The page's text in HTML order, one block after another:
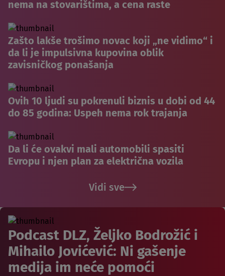
nema na stovarištima, a cena raste
Zašto lakše trošimo novac koji „ne vidimo“ i
da li je impulsivna kupovina oblik
zavisničkog ponašanja
Ovih 10 ljudi su pokrenuli biznis u dobi od 44
do 85 godina: Uspeh nema rok trajanja
Da li će ovakvi mali automobili spasiti
Evropu i njen plan za električna vozila
Vidi sve
Podcast DLZ, Željko Bodrožić i
Mihailo Jovićević: Ni gašenje
medija im neće pomoći